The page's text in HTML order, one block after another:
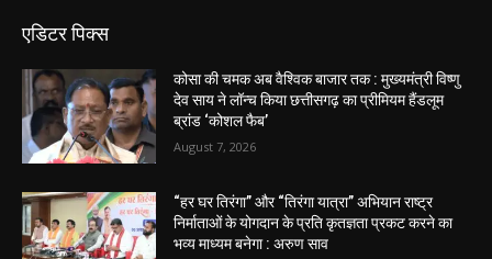
एडिटर पिक्स
कोसा की चमक अब वैश्विक बाजार तक : मुख्यमंत्री विष्णु
देव साय ने लॉन्च किया छत्तीसगढ़ का प्रीमियम हैंडलूम
ब्रांड ‘कोशल फैब’
August 7, 2026
“हर घर तिरंगा” और “तिरंगा यात्रा” अभियान राष्ट्र
निर्माताओं के योगदान के प्रति कृतज्ञता प्रकट करने का
भव्य माध्यम बनेगा : अरुण साव